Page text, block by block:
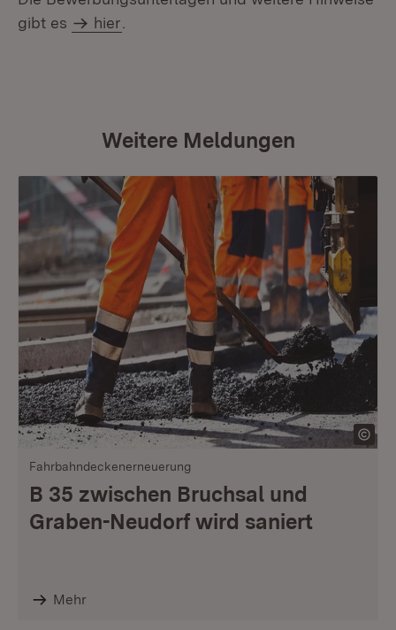
gibt es
hier
Weitere Meldungen
Fahrbahndeckenerneuerung
B 35 zwischen Bruchsal und
Graben-Neudorf wird saniert
Mehr